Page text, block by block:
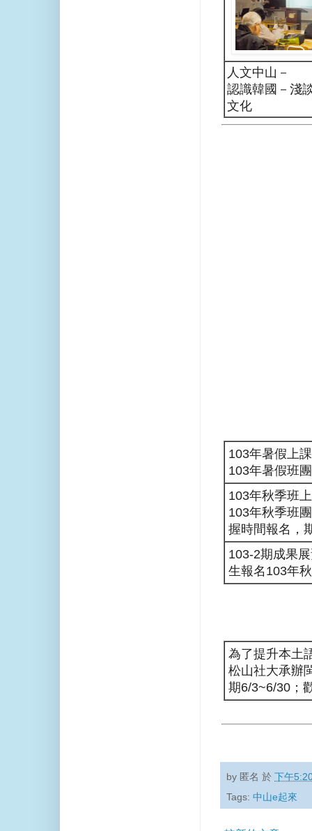
人文中山－
認識韓國－淺
文化
103年暑假上
103年暑假班
103年秋季班
103年秋季班
握時間報名，
103-2期成果
生報名103年
為了提升本土
松山社大承辦
期6/3~6/30；
by 匿名 於下午
Tags:中山e起來